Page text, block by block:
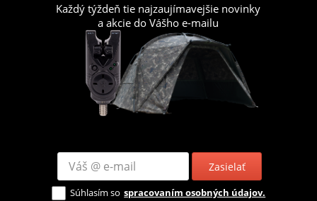
Každý týždeň tie najzaujímavejšie novinky
a akcie do Vášho e-mailu
Zasielať
Súhlasím so spracovaním osobných údajov.